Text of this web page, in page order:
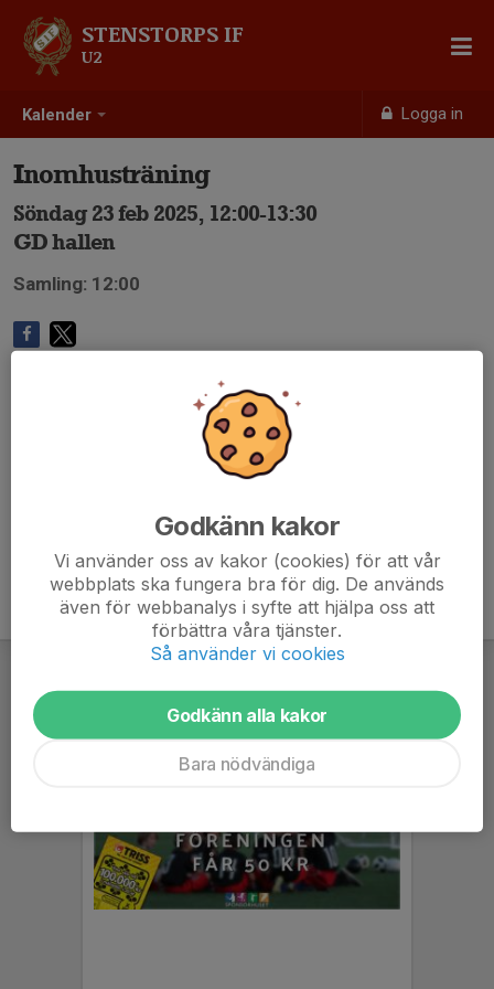
Kalender Logga in
STENSTORPS IF
U2
Inomhusträning
Söndag 23 feb 2025, 12:00-13:30
GD hallen
Samling: 12:00
Godkänn kakor
Vi använder oss av kakor (cookies) för att vår
webbplats ska fungera bra för dig. De används
även för webbanalys i syfte att hjälpa oss att
förbättra våra tjänster.
Så använder vi cookies
Godkänn alla kakor
Bara nödvändiga